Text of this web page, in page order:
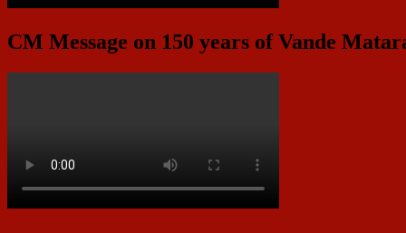
CM Message on 150 years of Vande